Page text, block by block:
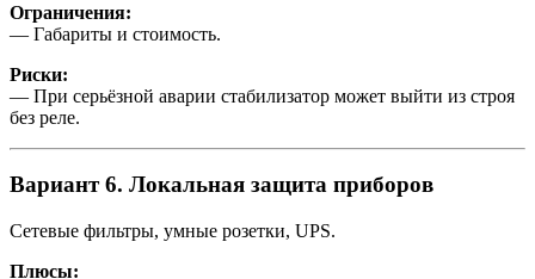
Ограничения:
— Габариты и стоимость.
Риски:
— При серьёзной аварии стабилизатор может выйти из строя
без реле.
Вариант 6. Локальная защита приборов
Сетевые фильтры, умные розетки, UPS.
Плюсы: